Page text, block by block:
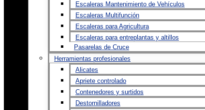
Escaleras Mantenimiento de Vehículos
Escaleras Multifunción
Escaleras para Agricultura
Escaleras para entreplantas y altillos
Pasarelas de Cruce
Herramientas profesionales
Alicates
Apriete controlado
Contenedores y surtidos
Destornilladores